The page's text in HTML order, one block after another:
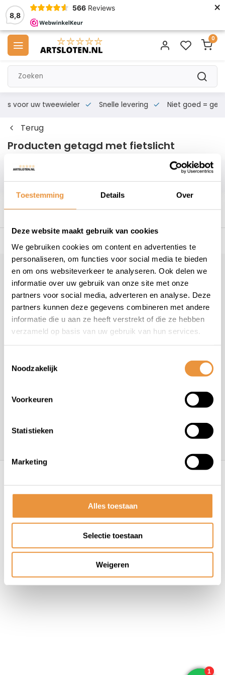
Toestemming Details Over
Deze website maakt gebruik van cookies
We gebruiken cookies om content en advertenties te
personaliseren, om functies voor social media te bieden
en om ons websiteverkeer te analyseren. Ook delen we
informatie over uw gebruik van onze site met onze
partners voor social media, adverteren en analyse. Deze
partners kunnen deze gegevens combineren met andere
informatie die u aan ze heeft verstrekt of die ze hebben
verzameld op basis van uw gebruik van hun services.
Noodzakelijk
Voorkeuren
Statistieken
Marketing
Alles toestaan
Selectie toestaan
Weigeren
8,8
566 Reviews ×
0
voor uw tweewieler Snelle levering Niet goed = geld
Terug
Producten getagd met fietslicht
Filters
Klantenservice geopend
Veelgestelde vragen
+31 78 780 2330
info@artsloten.nl
Algemene voorwaarden Disclaimer
Privacy
Policy
Sitemap